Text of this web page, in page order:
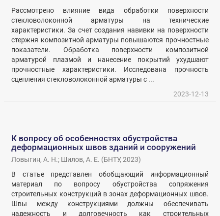
Рассмотрено влияние вида обработки поверхности
стекловолоконной арматуры на технические
характеристики. За счет создания навивки на поверхности
стержня композитной арматуры повышаются прочностные
показатели. Обработка поверхности композитной
арматурой плазмой и нанесение покрытий ухудшают
прочностные характеристики. Исследована прочность
сцепления стекловолоконной арматуры с ...
2023-12-13
К вопросу об особенностях обустройства
деформационных швов зданий и сооружений
Ловыгин, А. Н.; Шилов, А. Е. (БНТУ,2023)
В статье представлен обобщающий информационный
материал по вопросу обустройства сопряжения
строительных конструкций в зонах деформационных швов.
Швы между конструкциями должны обеспечивать
надежность и долговечность как строительных